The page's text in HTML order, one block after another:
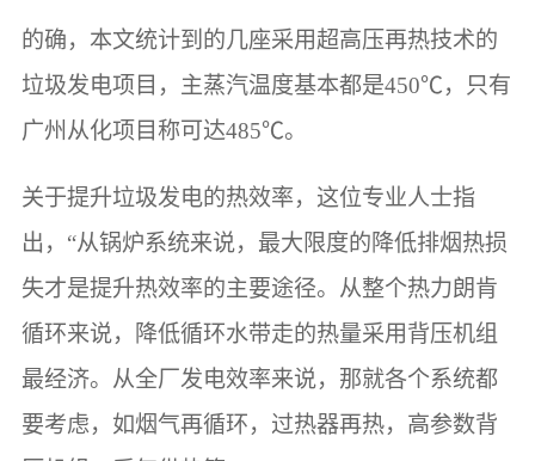
的确，本文统计到的几座采用超高压再热技术的
垃圾发电项目，主蒸汽温度基本都是450℃，只有
广州从化项目称可达485℃。
关于提升垃圾发电的热效率，这位专业人士指
出，“从锅炉系统来说，最大限度的降低排烟热损
失才是提升热效率的主要途径。从整个热力朗肯
循环来说，降低循环水带走的热量采用背压机组
最经济。从全厂发电效率来说，那就各个系统都
要考虑，如烟气再循环，过热器再热，高参数背